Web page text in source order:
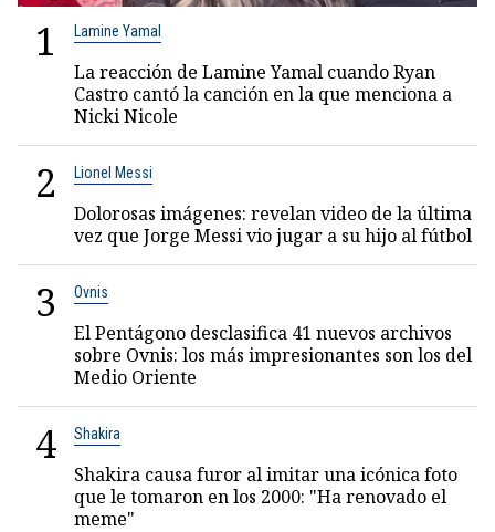
1 Lamine Yamal
La reacción de Lamine Yamal cuando Ryan
Castro cantó la canción en la que menciona a
Nicki Nicole
2 Lionel Messi
Dolorosas imágenes: revelan video de la última
vez que Jorge Messi vio jugar a su hijo al fútbol
3 Ovnis
El Pentágono desclasifica 41 nuevos archivos
sobre Ovnis: los más impresionantes son los del
Medio Oriente
4 Shakira
Shakira causa furor al imitar una icónica foto
que le tomaron en los 2000: "Ha renovado el
meme"